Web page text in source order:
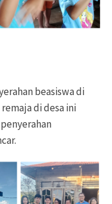
beasiswa di
di desa ini